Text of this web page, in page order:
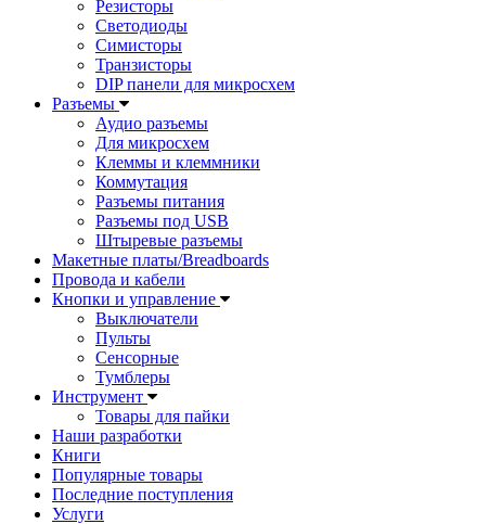
Резисторы
Светодиоды
Симисторы
Транзисторы
DIP панели для микросхем
Разъемы
Аудио разъемы
Для микросхем
Клеммы и клеммники
Коммутация
Разъемы питания
Разъемы под USB
Штыревые разъемы
Макетные платы/Breadboards
Провода и кабели
Кнопки и управление
Выключатели
Пульты
Сенсорные
Тумблеры
Инструмент
Товары для пайки
Наши разработки
Книги
Популярные товары
Последние поступления
Услуги